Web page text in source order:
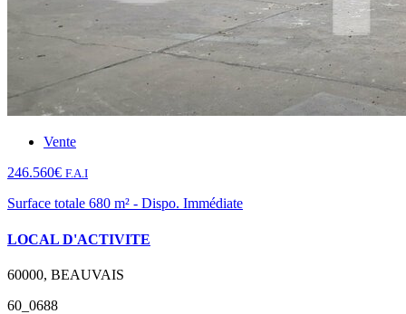
Vente
246.560€ F.A.I
Surface totale 680 m² - Dispo. Immédiate
LOCAL D'ACTIVITE
60000, BEAUVAIS
60_0688